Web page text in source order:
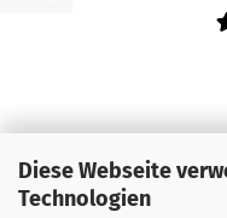
Diese Webseite
Technologien